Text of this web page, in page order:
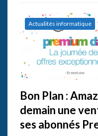
Actualités informatique
Bon Plan :
demain une
ses abonnés